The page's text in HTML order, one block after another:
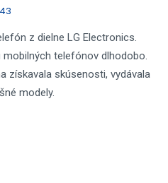
43
z dielne LG Electronics.
mobilných telefónov dlhodobo.
získavala skúsenosti, vydávala
modely.